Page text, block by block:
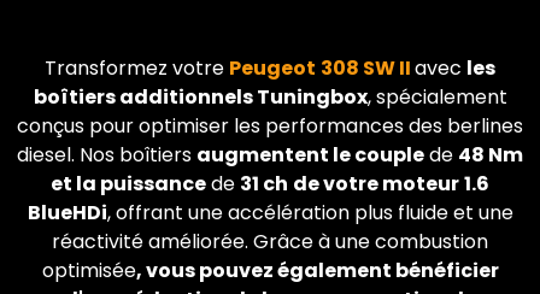
Transformez votre Peugeot 308 SW IIavec les
boîtiers additionnels Tuningbox, spécialement
conçus pour optimiser les performances des berlines
diesel. Nos boîtiers augmentent le couplede 48 Nm
et la puissancede 31 ch de votre moteur1.6
BlueHDi, offrant une accélération plus fluide et une
réactivité améliorée. Grâce à une combustion
optimisée, vous pouvez également bénéficier